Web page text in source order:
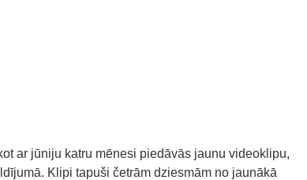
ar jūniju katru mēnesi piedāvās jaunu videoklipu,
Klipi tapuši četrām dziesmām no jaunākā